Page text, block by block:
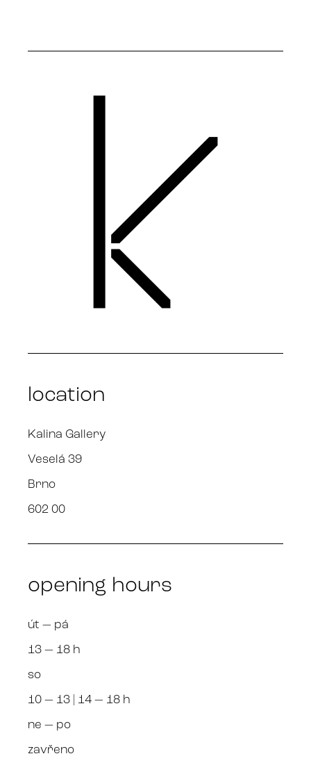
location
Kalina Gallery
Veselá 39
Brno
602 00
opening hours
út — pá
13 — 18 h
so
10 — 13 | 14 — 18 h
ne — po
zavřeno